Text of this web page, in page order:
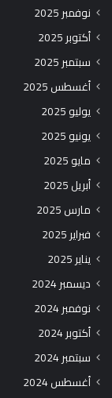
نوفمبر 2025
أكتوبر 2025
سبتمبر 2025
أغسطس 2025
يوليو 2025
يونيو 2025
مايو 2025
أبريل 2025
مارس 2025
فبراير 2025
يناير 2025
ديسمبر 2024
نوفمبر 2024
أكتوبر 2024
سبتمبر 2024
أغسطس 2024